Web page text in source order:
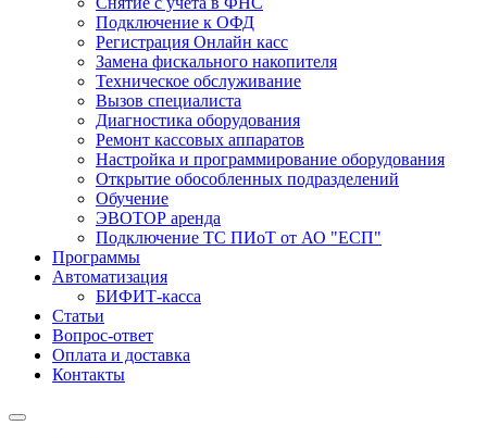
Подключение к ОФД
Регистрация Онлайн касс
Замена фискального накопителя
Техническое обслуживание
Вызов специалиста
Диагностика оборудования
Ремонт кассовых аппаратов
Настройка и программирование оборудования
Открытие обособленных подразделений
Обучение
ЭВОТОР аренда
Подключение ТС ПИоТ от АО "ЕСП"
Программы
Автоматизация
БИФИТ-касса
Статьи
Вопрос-ответ
Оплата и доставка
Контакты